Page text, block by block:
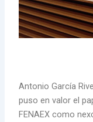
Antonio García
puso en valor el
FENAEX como